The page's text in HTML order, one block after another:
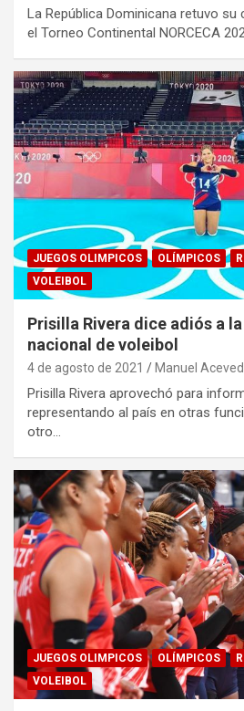
La República Dominicana retuvo
el Torneo Continental NORCECA
JUEGOS OLIMPICOS OLÍMPICOS
VOLEIBOL
Prisilla Rivera dice adiós a
nacional de voleibol
4 de agosto de 2021 Manuel
Prisilla Rivera aprovechó para
representando al país en otras
otro…
JUEGOS OLIMPICOS OLÍMPICOS
VOLEIBOL